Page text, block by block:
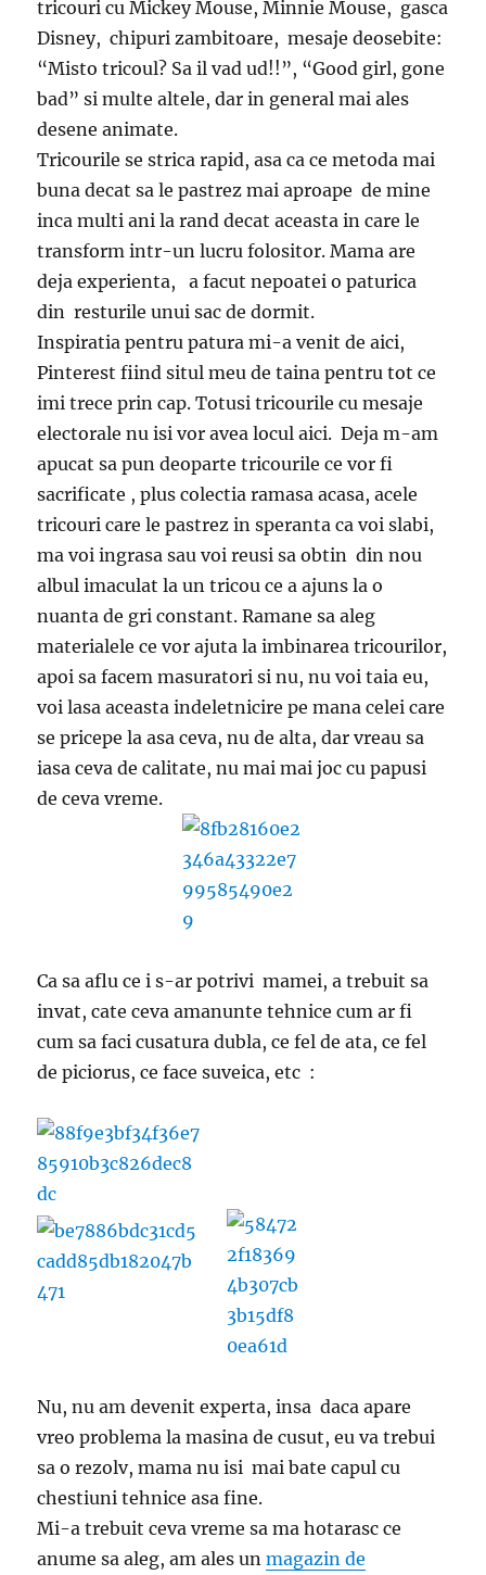
tricouri cu Mickey Mouse, Minnie Mouse, gasca
Disney, chipuri zambitoare, mesaje deosebite:
“Misto tricoul? Sa il vad ud!!”, “Good girl, gone
bad” si multe altele, dar in general mai ales
desene animate.
Tricourile se strica rapid, asa ca ce metoda mai
buna decat sa le pastrez mai aproape de mine
inca multi ani la rand decat aceasta in care le
transform intr-un lucru folositor. Mama are
deja experienta, a facut nepoatei o paturica
din resturile unui sac de dormit.
Inspiratia pentru patura mi-a venit de aici,
Pinterest fiind situl meu de taina pentru tot ce
imi trece prin cap. Totusi tricourile cu mesaje
electorale nu isi vor avea locul aici. Deja m-am
apucat sa pun deoparte tricourile ce vor fi
sacrificate , plus colectia ramasa acasa, acele
tricouri care le pastrez in speranta ca voi slabi,
ma voi ingrasa sau voi reusi sa obtin din nou
albul imaculat la un tricou ce a ajuns la o
nuanta de gri constant. Ramane sa aleg
materialele ce vor ajuta la imbinarea tricourilor,
apoi sa facem masuratori si nu, nu voi taia eu,
voi lasa aceasta indeletnicire pe mana celei care
se pricepe la asa ceva, nu de alta, dar vreau sa
iasa ceva de calitate, nu mai mai joc cu papusi
de ceva vreme.
Ca sa aflu ce i s-ar potrivi mamei, a trebuit sa
invat, cate ceva amanunte tehnice cum ar fi
cum sa faci cusatura dubla, ce fel de ata, ce fel
de piciorus, ce face suveica, etc :
Nu, nu am devenit experta, insa daca apare
vreo problema la masina de cusut, eu va trebui
sa o rezolv, mama nu isi mai bate capul cu
chestiuni tehnice asa fine.
Mi-a trebuit ceva vreme sa ma hotarasc ce
anume sa aleg, am ales unmagazin de